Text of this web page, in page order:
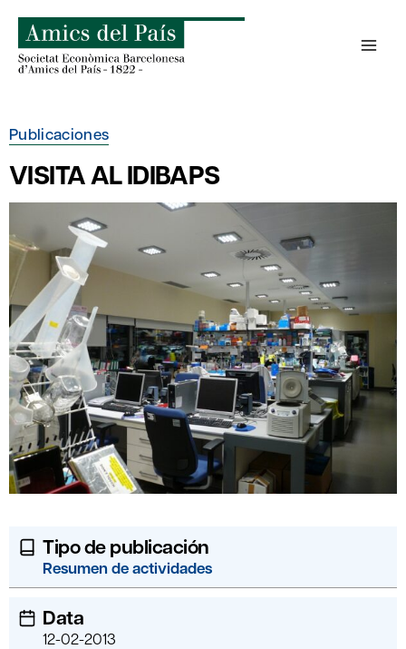
contenido
Publicaciones
VISITA AL IDIBAPS
Tipo de publicación
Resumen de actividades
Data
12-02-2013